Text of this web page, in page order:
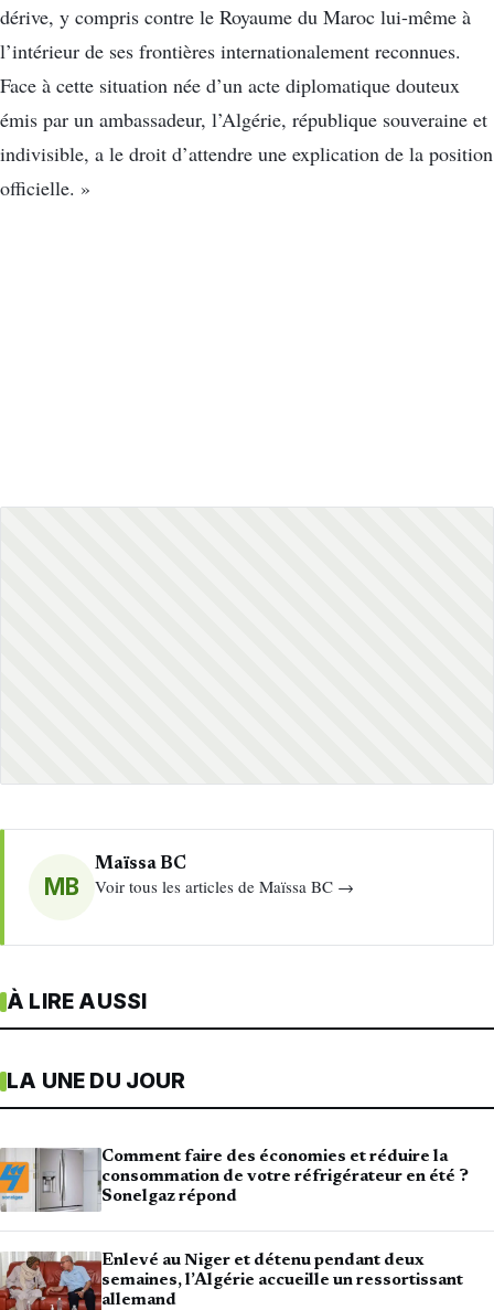
dérive, y compris contre le Royaume du Maroc lui-même à
l’intérieur de ses frontières internationalement reconnues.
Face à cette situation née d’un acte diplomatique douteux
émis par un ambassadeur, l’Algérie, république souveraine et
indivisible, a le droit d’attendre une explication de la position
officielle. »
MB
Maïssa BC
Voir tous les articles de Maïssa BC →
À LIRE AUSSI
LA UNE DU JOUR
Comment faire des économies et réduire la
consommation de votre réfrigérateur en été ?
Sonelgaz répond
Enlevé au Niger et détenu pendant deux
semaines, l’Algérie accueille un ressortissant
allemand